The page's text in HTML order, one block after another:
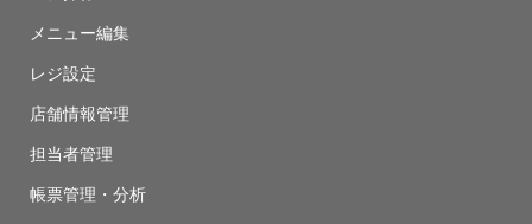
メニュー編集
レジ設定
店舗情報管理
担当者管理
帳票管理・分析